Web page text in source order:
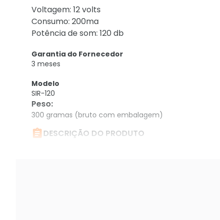
Voltagem: 12 volts
Consumo: 200ma
Potência de som: 120 db
Garantia do Fornecedor
3 meses
Modelo
SIR-120
Peso:
300 gramas (bruto com embalagem)
DESCRIÇÃO DO PRODUTO